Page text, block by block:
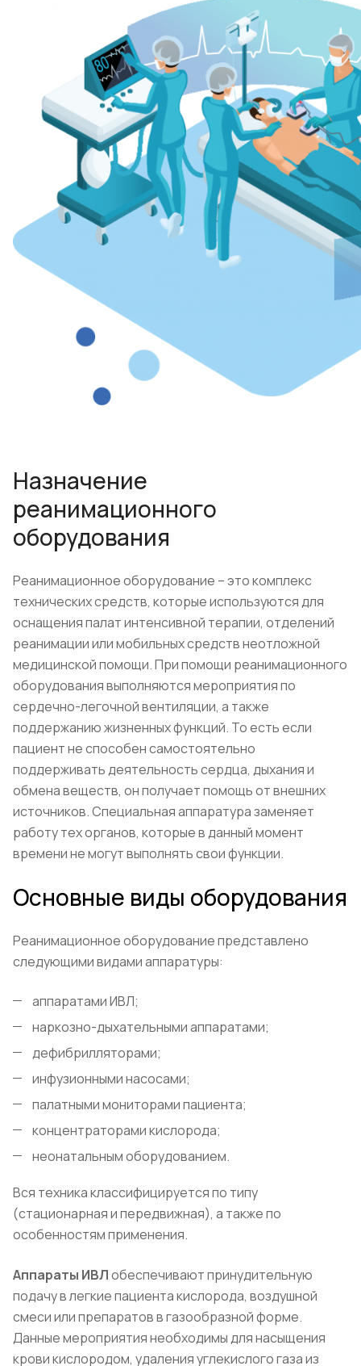
Назначение
реанимационного
оборудования
Реанимационное оборудование – это комплекс
технических средств, которые используются для
оснащения палат интенсивной терапии, отделений
реанимации или мобильных средств неотложной
медицинской помощи. При помощи реанимационного
оборудования выполняются мероприятия по
сердечно-легочной вентиляции, а также
поддержанию жизненных функций. То есть если
пациент не способен самостоятельно
поддерживать деятельность сердца, дыхания и
обмена веществ, он получает помощь от внешних
источников. Специальная аппаратура заменяет
работу тех органов, которые в данный момент
времени не могут выполнять свои функции.
Основные виды оборудования
Реанимационное оборудование представлено
следующими видами аппаратуры:
аппаратами ИВЛ;
наркозно-дыхательными аппаратами;
дефибрилляторами;
инфузионными насосами;
палатными мониторами пациента;
концентраторами кислорода;
неонатальным оборудованием.
Вся техника классифицируется по типу
(стационарная и передвижная), а также по
особенностям применения.
Аппараты ИВЛобеспечивают принудительную
подачу в легкие пациента кислорода, воздушной
смеси или препаратов в газообразной форме.
Данные мероприятия необходимы для насыщения
крови кислородом, удаления углекислого газа из